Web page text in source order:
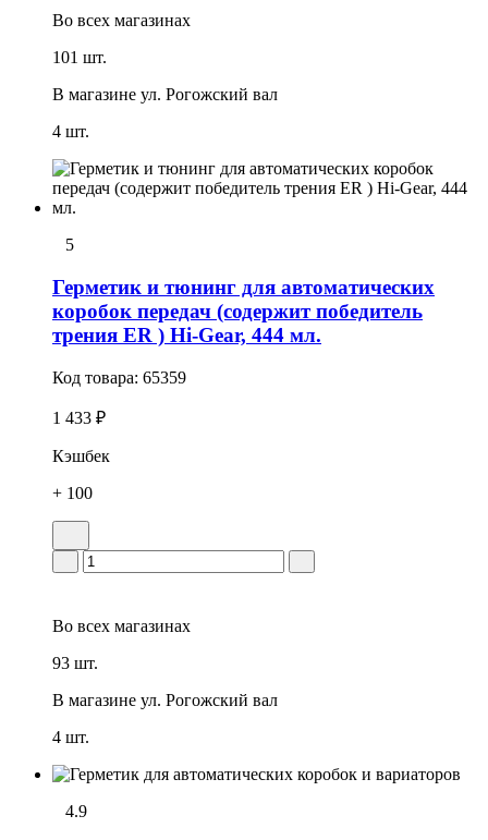
Во всех магазинах
101 шт.
В магазине ул. Рогожский вал
4 шт.
5
Герметик и тюнинг для автоматических
коробок передач (содержит победитель
трения ER ) Hi-Gear, 444 мл.
Код товара: 65359
1 433 ₽
Кэшбек
+ 100
Во всех магазинах
93 шт.
В магазине ул. Рогожский вал
4 шт.
4.9